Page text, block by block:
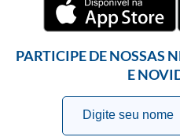
PARTICIPE DE NOSSAS
E